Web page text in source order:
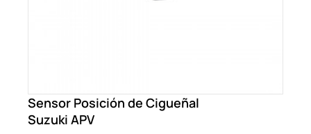
Sensor Posición de Cigueñal
Suzuki APV